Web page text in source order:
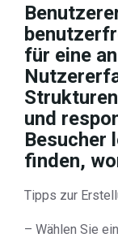
für eine
und
Besucher
finden,
Tipps zur
– Wählen Sie